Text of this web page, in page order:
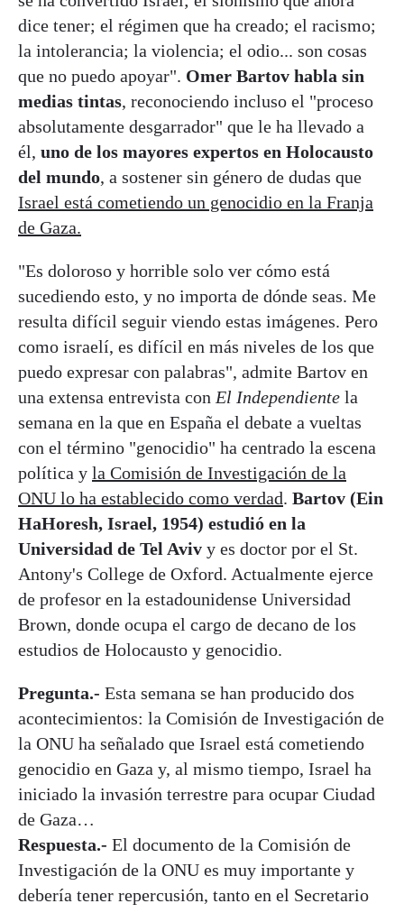
dice tener; el régimen que ha creado; el racismo;
la intolerancia; la violencia; el odio... son cosas
que no puedo apoyar". Omer Bartov habla sin
medias tintas, reconociendo incluso el "proceso
absolutamente desgarrador" que le ha llevado a
él, uno de los mayores expertos en Holocausto
del mundo, a sostener sin género de dudas que
Israel está cometiendo un genocidio en la Franja
de Gaza.
"Es doloroso y horrible solo ver cómo está
sucediendo esto, y no importa de dónde seas. Me
resulta difícil seguir viendo estas imágenes. Pero
como israelí, es difícil en más niveles de los que
puedo expresar con palabras", admite Bartov en
una extensa entrevista con El Independiente la
semana en la que en España el debate a vueltas
con el término "genocidio" ha centrado la escena
política y la Comisión de Investigación de la
ONU lo ha establecido como verdad. Bartov (Ein
HaHoresh, Israel, 1954) estudió en la
Universidad de Tel Aviv y es doctor por el St.
Antony's College de Oxford. Actualmente ejerce
de profesor en la estadounidense Universidad
Brown, donde ocupa el cargo de decano de los
estudios de Holocausto y genocidio.
Pregunta.- Esta semana se han producido dos
acontecimientos: la Comisión de Investigación de
la ONU ha señalado que Israel está cometiendo
genocidio en Gaza y, al mismo tiempo, Israel ha
iniciado la invasión terrestre para ocupar Ciudad
de Gaza…
Respuesta.- El documento de la Comisión de
Investigación de la ONU es muy importante y
debería tener repercusión, tanto en el Secretario